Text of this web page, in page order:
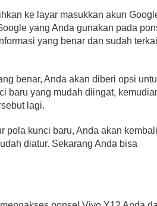
ke layar masukkan akun
yang Anda gunakan pada
yang benar dan sudah
benar, Anda akan diberi opsi
baru yang mudah diingat,
lagi.
pola kunci baru, Anda akan
diatur. Sekarang Anda bisa